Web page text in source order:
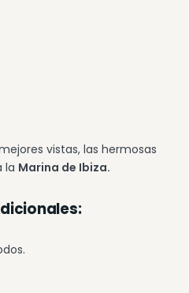
vistas, las hermosas
la Marina de Ibiza.